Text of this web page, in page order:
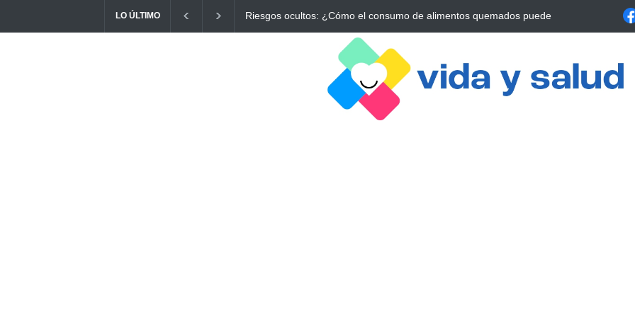
LO ÚLTIMO Ayuno Digital: La Estrategia Esencial para Mejorar tu Bienestar La conexión vital